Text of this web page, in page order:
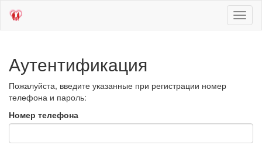
Аутентификация
Пожалуйста, введите указанные при регистрации номер
телефона и пароль:
Номер телефона